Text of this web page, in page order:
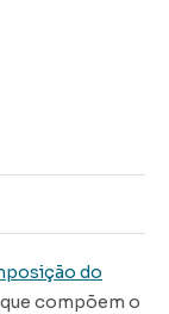
do
compõem o